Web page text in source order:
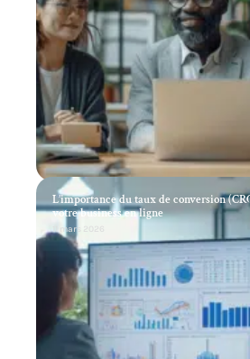
L’importance du taux de conversion
votre business en ligne
11 mars 2026